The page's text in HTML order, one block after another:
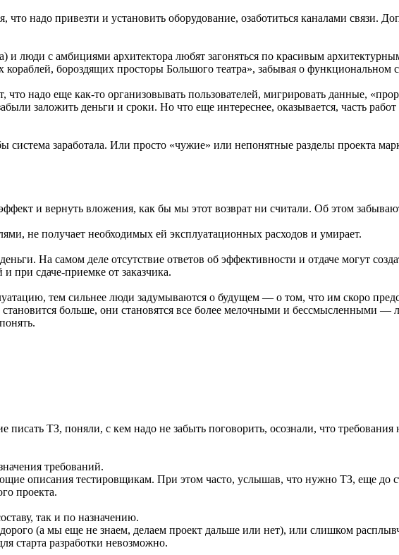
надо привезти и установить оборудование, озаботиться каналами связи.
и люди с амбициями архитектора любят загоняться по красивым
бороздящих просторы Большого театра», забывая о функциональном
надо еще как-то организовывать пользователей, мигрировать данные,
заложить деньги и сроки. Но что еще интереснее, оказывается, часть
заработала. Или просто «чужие» или непонятные разделы проекта
и вернуть вложения, как бы мы этот возврат ни считали. Об этом
не получает необходимых ей эксплуатационных расходов и умирает.
На самом деле отсутствие ответов об эффективности и отдаче могут
при сдаче-приемке от заказчика.
тем сильнее люди задумываются о будущем — о том, что им скоро
становится больше, они становятся все более мелочными и бессмысленными
ТЗ, поняли, с кем надо не забыть поговорить, осознали, что требования
требований.
описания тестировщикам. При этом часто, услышав, что нужно ТЗ, еще до
проекта.
так и по назначению.
(а мы еще не знаем, делаем проект дальше или нет), или слишком
старта разработки невозможно.